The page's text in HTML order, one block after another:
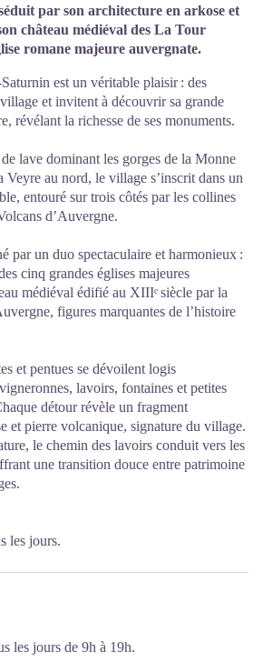
par son architecture en arkose et
château médiéval des La Tour
romane majeure auvergnate.
est un véritable plaisir : des
et invitent à découvrir sa grande
révélant la richesse de ses monuments.
lave dominant les gorges de la Monne
Veyre au nord, le village s’inscrit dans un
entouré sur trois côtés par les collines
d’Auvergne.
par un duo spectaculaire et harmonieux :
cinq grandes églises majeures
médiéval édifié au XIIIᵉ siècle par la
figures marquantes de l’histoire
et pentues se dévoilent logis
lavoirs, fontaines et petites
détour révèle un fragment
et pierre volcanique, signature du village.
le chemin des lavoirs conduit vers les
une transition douce entre patrimoine
les jours.
les jours de 9h à 19h.